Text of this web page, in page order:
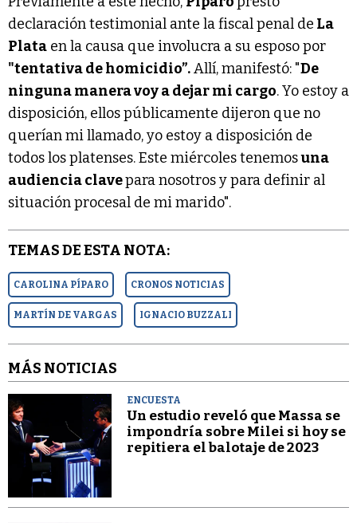
declaración testimonial ante la fiscal penal de La
Plata en la causa que involucra a su esposo por
"tentativa de homicidio”.Allí, manifestó: "De
ninguna manera voy a dejar mi cargo. Yo estoy a
disposición, ellos públicamente dijeron que no
querían mi llamado, yo estoy a disposición de
todos los platenses. Este miércoles tenemosuna
audiencia clavepara nosotros y para definir al
situación procesal de mi marido".
TEMAS DE ESTA NOTA:
CAROLINA PÍPARO CRONOS NOTICIAS
MARTÍN DE VARGAS IGNACIO BUZZALI
MÁS NOTICIAS
ENCUESTA
Un estudio reveló que Massa se
impondría sobre Milei si hoy se
repitiera el balotaje de 2023